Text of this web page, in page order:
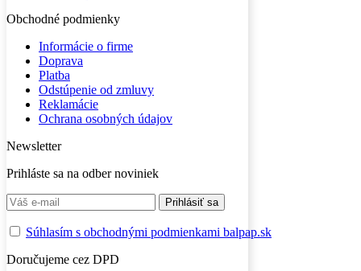
Obchodné podmienky
Informácie o firme
Doprava
Platba
Odstúpenie od zmluvy
Reklamácie
Ochrana osobných údajov
Newsletter
Prihláste sa na odber noviniek
Súhlasím s obchodnými podmienkami balpap.sk
Doručujeme cez DPD